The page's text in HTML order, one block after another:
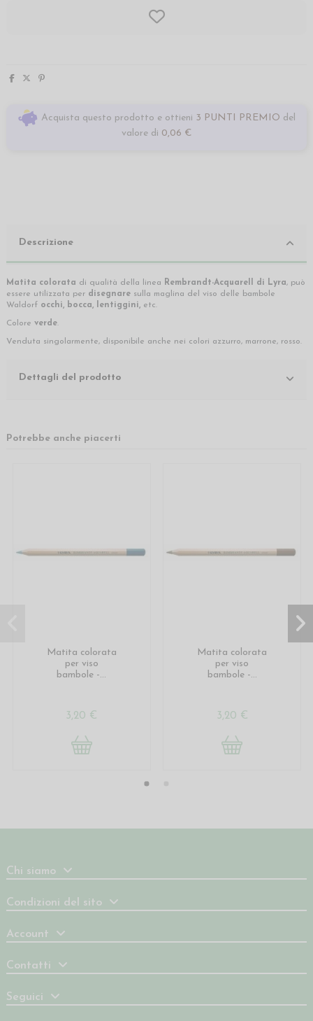
Acquista questo prodotto e ottieni 3 PUNTI PREMIO del
valore di 0,06 €
Descrizione
Matita colorata di qualità della linea Rembrandt-Acquarell di Lyra, può
essere utilizzata per disegnare sulla maglina del viso delle bambole
Waldorf occhi, bocca, lentiggini, etc.
Colore verde.
Venduta singolarmente, disponibile anche nei colori azzurro, marrone, rosso.
Dettagli del prodotto
Potrebbe anche piacerti
Matita colorata
per viso
bambole -...
3,20 €
Matita colorata
per viso
bambole -...
3,20 €
Chi siamo
Condizioni del sito
Account
Contatti
Seguici